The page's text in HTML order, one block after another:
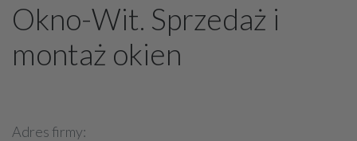
Okno-Wit. Sprzedaż i
montaż okien
Adres firmy: